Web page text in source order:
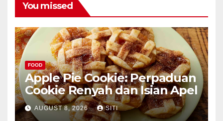
You missed
FOOD
Apple Pie Cookie: Perpaduan
Cookie Renyah dan Isian Apel
AUGUST 8, 2026 SITI